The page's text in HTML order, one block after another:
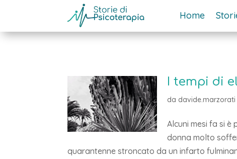
Home
I tempi di
da davide.marzorati
Alcuni mesi fa si
donna molto
quarantenne stroncato da un infarto